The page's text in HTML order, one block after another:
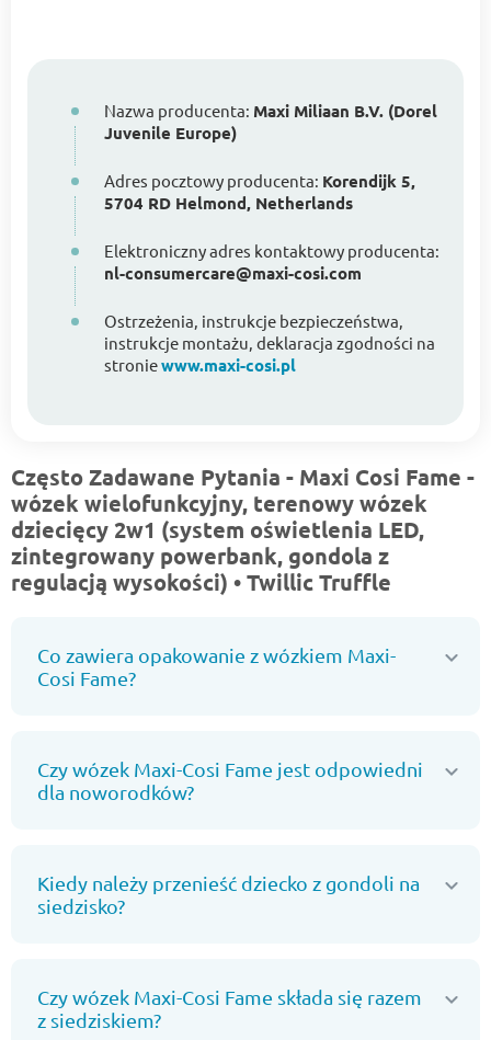
Nazwa producenta: Maxi Miliaan B.V. (Dorel
Juvenile Europe)
Adres pocztowy producenta: Korendijk 5,
5704 RD Helmond, Netherlands
Elektroniczny adres kontaktowy producenta:
nl-consumercare@maxi-cosi.com
Ostrzeżenia, instrukcje bezpieczeństwa,
instrukcje montażu, deklaracja zgodności na
stroniewww.maxi-cosi.pl
Często Zadawane Pytania - Maxi Cosi Fame -
wózek wielofunkcyjny, terenowy wózek
dziecięcy 2w1 (system oświetlenia LED,
zintegrowany powerbank, gondola z
regulacją wysokości) • Twillic Truffle
Co zawiera opakowanie z wózkiem Maxi-
Cosi Fame?
Czy wózek Maxi-Cosi Fame jest odpowiedni
dla noworodków?
Kiedy należy przenieść dziecko z gondoli na
siedzisko?
Czy wózek Maxi-Cosi Fame składa się razem
z siedziskiem?